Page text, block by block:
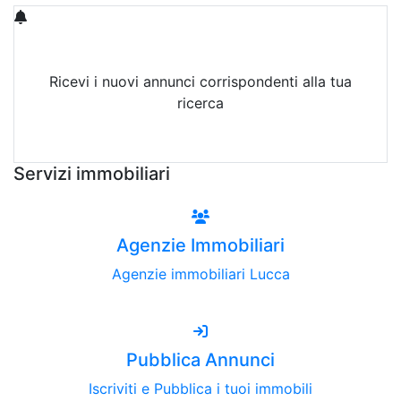
Ricevi i nuovi annunci corrispondenti alla tua
ricerca
Servizi immobiliari
Agenzie Immobiliari
Agenzie immobiliari Lucca
Pubblica Annunci
Iscriviti e Pubblica i tuoi immobili